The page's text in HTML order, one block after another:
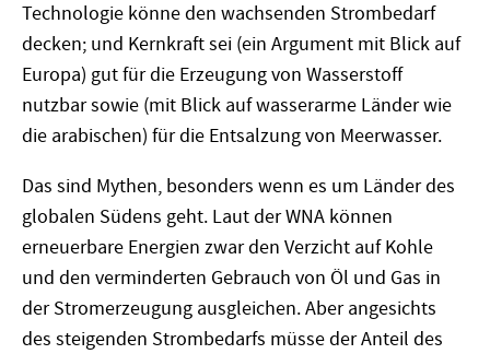
Technologie könne den wachsenden Strombedarf
decken; und Kernkraft sei (ein Argument mit Blick auf
Europa) gut für die Erzeugung von Wasserstoff
nutzbar sowie (mit Blick auf wasserarme Länder wie
die arabischen) für die Entsalzung von Meerwasser.
Das sind Mythen, besonders wenn es um Länder des
globalen Südens geht. Laut der WNA können
erneuerbare Energien zwar den Verzicht auf Kohle
und den verminderten Gebrauch von Öl und Gas in
der Stromerzeugung ausgleichen. Aber angesichts
des steigenden Strombedarfs müsse der Anteil des